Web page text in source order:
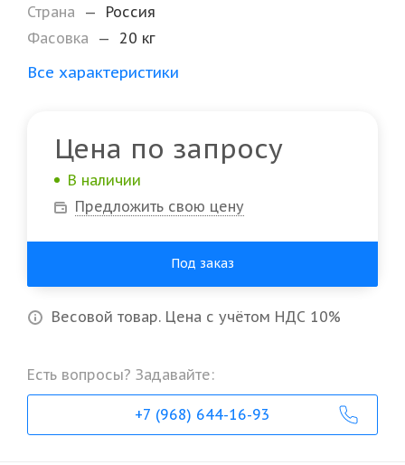
Страна
—
Россия
Фасовка
— 20 кг
Все характеристики
Цена по запросу
В наличии
Предложить свою цену
Под заказ
Весовой товар. Цена с учётом НДС 10%
Есть вопросы? Задавайте:
+7 (968) 644-16-93